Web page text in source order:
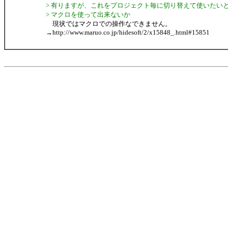
> 有りますが、これをプロジェクト毎に切り替えて使いたい
> マクロを使って出来ないか
現状ではマクロでの操作なできません。
→http://www.maruo.co.jp/hidesoft/2/x15848_.html#15851